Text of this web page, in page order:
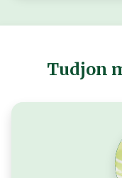
Tudjon